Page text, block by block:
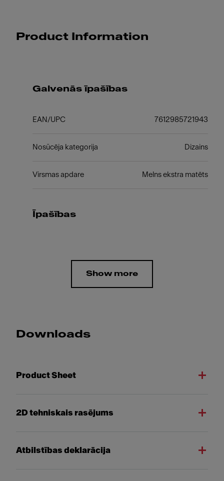
Product Information
Galvenās īpašības
EAN/UPC 7612985721943
Nosūcēja kategorija Dizains
Virsmas apdare Melns ekstra matēts
Īpašības
Show more
Downloads
Product Sheet
2D tehniskais rasējums
Atbilstības deklarācija